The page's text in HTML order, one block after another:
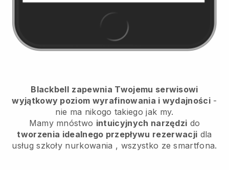
Blackbell zapewnia Twojemu serwisowi
wyjątkowy poziom wyrafinowania i wydajności -
nie ma nikogo takiego jak my.
Mamy mnóstwo intuicyjnych narzędzi do
tworzenia idealnego przepływu rezerwacji dla
usług szkoły nurkowania , wszystko ze smartfona.